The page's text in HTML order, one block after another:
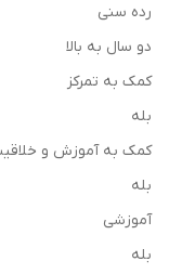
رده سنی
دو سال به بالا
کمک به تمرکز
بله
کمک به آموزش و
بله
آموزشی
بله